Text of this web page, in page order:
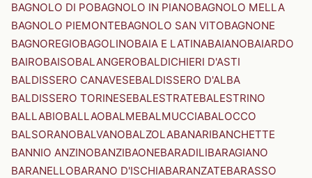
BAGNOLO DI POBAGNOLO IN PIANOBAGNOLO MELLA
BAGNOLO PIEMONTEBAGNOLO SAN VITOBAGNONE
BAGNOREGIOBAGOLINOBAIA E LATINABAIANOBAIARDO
BAIROBAISOBALANGEROBALDICHIERI D'ASTI
BALDISSERO CANAVESEBALDISSERO D'ALBA
BALDISSERO TORINESEBALESTRATEBALESTRINO
BALLABIOBALLAOBALMEBALMUCCIABALOCCO
BALSORANOBALVANOBALZOLABANARIBANCHETTE
BANNIO ANZINOBANZIBAONEBARADILIBARAGIANO
BARANELLOBARANO D'ISCHIABARANZATEBARASSO